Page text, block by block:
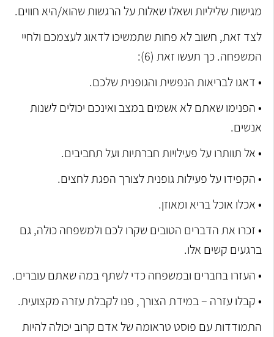
מגישות שליליות ושאלו שאלות על הרגשות שהוא/היא חווים.
לצד זאת, חשוב לא פחות שתמשיכו לדאוג לעצמכם ולחיי
המשפחה. כך תעשו זאת (6):
• דאגו לבריאות הנפשית והגופנית שלכם.
• הפנימו שאתם לא אשמים במצב ואינכם יכולים לשנות
אנשים.
• אל תוותרו על פעילויות חברתיות ועל תחביבים.
• הקפידו על פעילות גופנית לצורך הפגת לחצים.
• אכלו אוכל בריא ומאוזן.
• זכרו את הדברים הטובים שקרו לכם ולמשפחה כולה, גם
ברגעים קשים אלו.
• העזרו בחברים ובמשפחה כדי לשתף במה שאתם עוברים.
• קבלו עזרה – במידת הצורך, פנו לקבלת עזרה מקצועית.
התמודדות עם פוסט טראומה של אדם קרוב יכולה להיות